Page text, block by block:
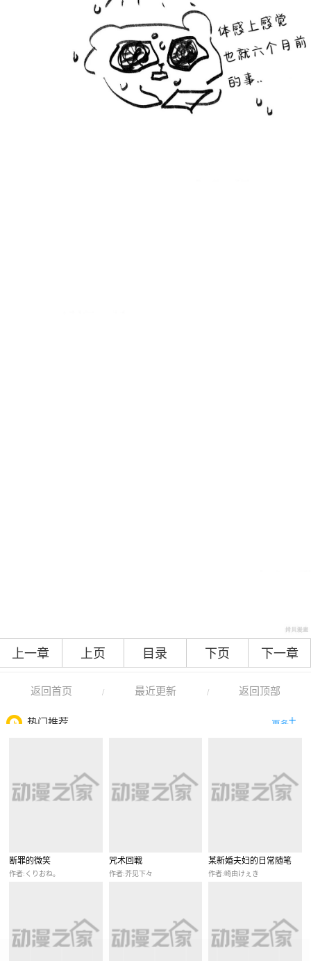
上一章 上页 目录 下页 下一章
返回首页 / 最近更新 / 返回顶部
热门推荐
断罪的微笑
作者:くりおね。
咒术回戦
作者:芥见下々
某新婚夫妇的日常随笔
作者:崎由けぇき